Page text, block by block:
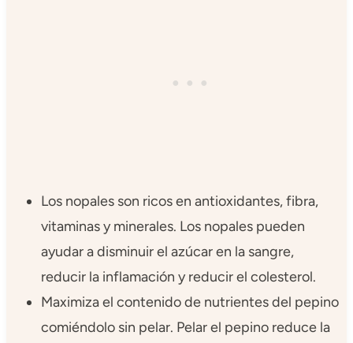
Los nopales son ricos en antioxidantes, fibra,
vitaminas y minerales. Los nopales pueden
ayudar a disminuir el azúcar en la sangre,
reducir la inflamación y reducir el colesterol.
Maximiza el contenido de nutrientes del pepino
comiéndolo sin pelar. Pelar el pepino reduce la